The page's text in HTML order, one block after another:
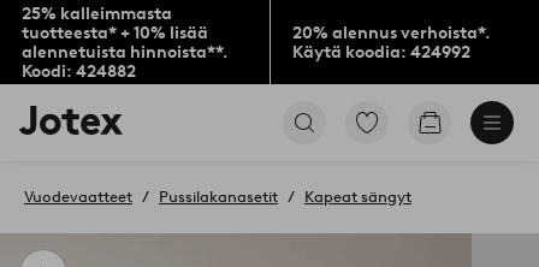
25% kalleimmasta
tuotteesta* + 10% lisää
alennetuista hinnoista**.
Koodi: 424882
20% alennus verhoista*.
Käytä koodia: 424992
Jotex-
logo
aloitussivulle
Siirry
Siirry
Vuodevaatteet Pussilakanasetit Kapeat sängyt